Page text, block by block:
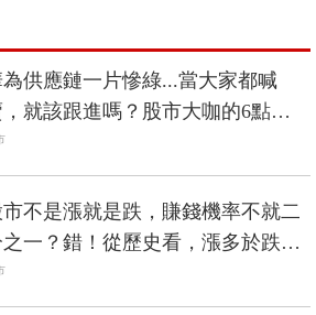
供應鏈一片慘綠...當大家都喊
，就該跟進嗎？股市大咖的6點提
市不是漲就是跌，賺錢機率不就二
之一？錯！從歷史看，漲多於跌…